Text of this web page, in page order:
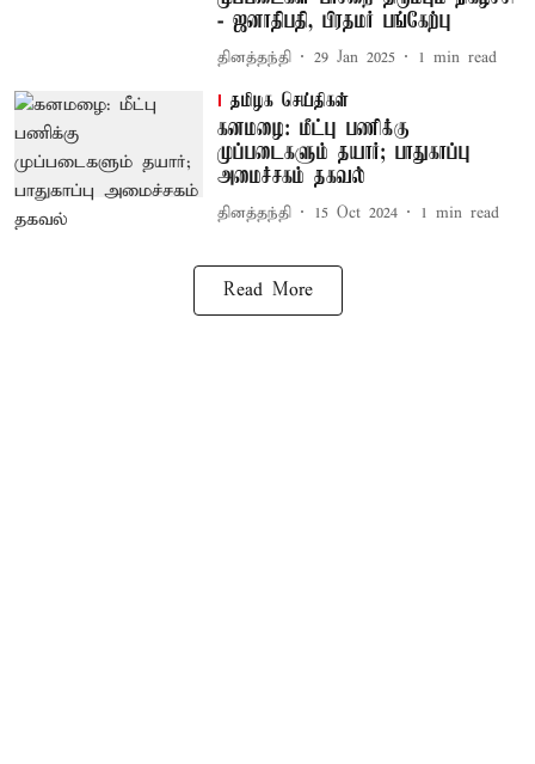
- ஜனாதிபதி, பிரதமர் பங்கேற்பு
தினத்தந்தி 29 Jan 2025 1 min read
தமிழக செய்திகள்
கனமழை: மீட்பு பணிக்கு
முப்படைகளும் தயார்; பாதுகாப்பு
அமைச்சகம் தகவல்
தினத்தந்தி 15 Oct 2024 1 min read
Read More